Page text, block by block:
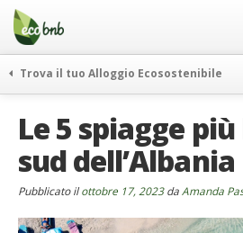
Menu
Salta
contenuto
Offerte Speciali
Regali
FAQ
Chi Siamo
Partner
Trova il tuo Alloggio Ecosostenibile
itinerari
curiosità
vivere e viaggiare verde
Le 5 spiagge
sud dell’Albania
Pubblicato ilottobre 17, 2023da Amanda